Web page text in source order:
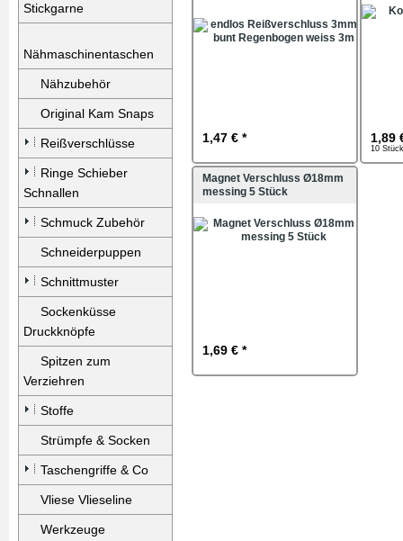
Stickgarne
Nähmaschinentaschen
Nähzubehör
Original Kam Snaps
Reißverschlüsse
Ringe Schieber
Schnallen
Schmuck Zubehör
Schneiderpuppen
Schnittmuster
Sockenküsse
Druckknöpfe
Spitzen zum
Verziehren
Stoffe
Strümpfe & Socken
Taschengriffe & Co
Vliese Vlieseline
Werkzeuge
1,47 € * 1,89
10
Magnet Verschluss Ø18mm
messing 5 Stück
1,69 € *